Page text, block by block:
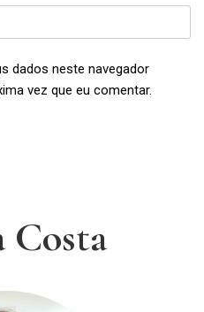
dados neste navegador
vez que eu comentar.
Costa